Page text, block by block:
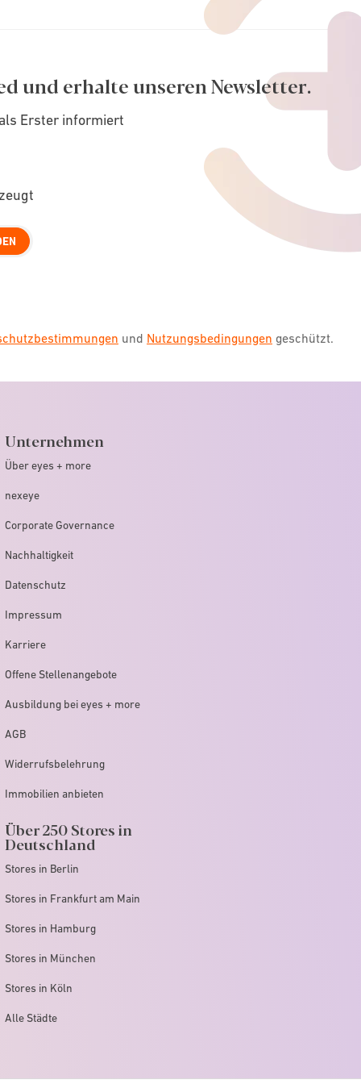
und erhalte unseren Newsletter.
Erster informiert
und Nutzungsbedingungen geschützt.
Unternehmen
Über eyes + more
nexeye
Corporate Governance
Nachhaltigkeit
Datenschutz
Impressum
Karriere
Offene Stellenangebote
Ausbildung bei eyes + more
AGB
Widerrufsbelehrung
Immobilien anbieten
Über 250 Stores in
Deutschland
Stores in Berlin
Stores in Frankfurt am Main
Stores in Hamburg
Stores in München
Stores in Köln
Alle Städte